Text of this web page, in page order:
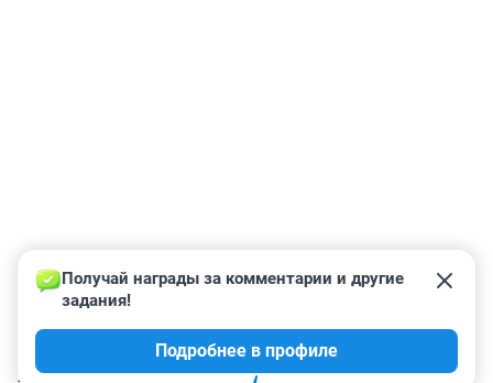
КОММЕНТАРИИ 5
Получай награды за комментарии и другие
задания!
Подробнее в профиле